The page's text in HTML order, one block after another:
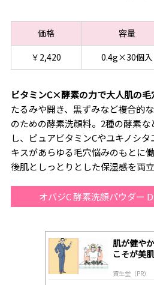
価格 容量
￥2,420
0.4g×30個入
ビタミンC×酵素の力で大人肌の毛
たるみや開き、黒ずみなど複合的
のための酵素洗顔料。2種の酵素
し、ピュアビタミンCやユキノシ
キスがあらゆる毛穴悩みのもとに
後肌としっとりとした保湿感を両立
オバジC 酵素洗顔パウダー
肌が健や
こそが美
資生堂（PR）